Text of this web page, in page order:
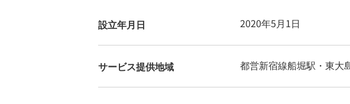
設立年月日 2020年5月1日
サービス提供地域 都営新宿線船堀駅・東大